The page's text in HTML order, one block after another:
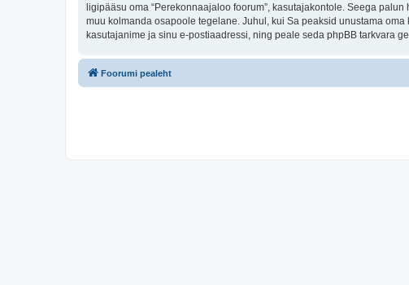
ligipääsu oma “Perekonnaajaloo foorum”, kasutajakontole. Seega
muu kolmanda osapoole tegelane. Juhul, kui Sa peaksid unustama
kasutajanime ja sinu e-postiaadressi, ning peale seda phpBB tarkvara
Foorumi pealeht